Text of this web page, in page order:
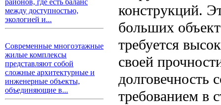
районов, где есть баланс
между доступностью,
экологией и...
Современные многоэтажные
жилые комплексы
представляют собой
сложные архитектурные и
инженерные объекты,
объединяющие в...
конструкций.
больших
требуется
своей
долговечность
требованием в